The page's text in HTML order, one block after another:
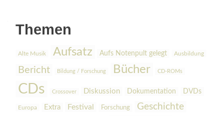
Themen
Alte Musik Aufsatz Aufs Notenpult gelegt Ausbildung
Bericht Bildung / Forschung Bücher CD-ROMs
CDs Crossover Diskussion Dokumentation DVDs
Europa Extra Festival Forschung Geschichte